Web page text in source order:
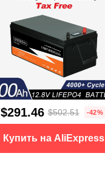
$291.46 $502.51 -42%
Купить на AliExpress